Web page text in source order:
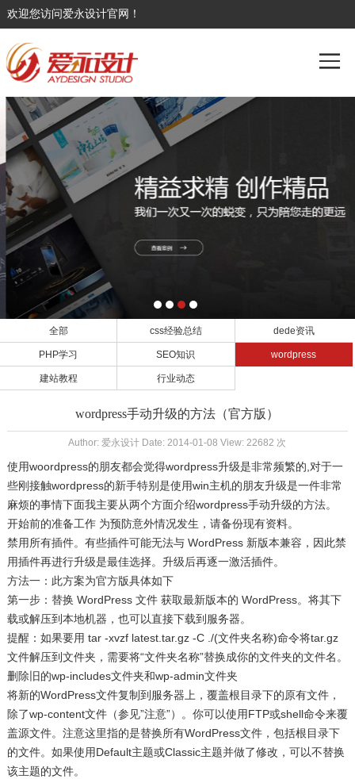
欢迎您访问爱永设计官网！
全部 css经验总结 dede资讯
PHP学习 SEO知识 wordpress
建站教程 行业动态
wordpress手动升级的方法（官方版）
Author: 爱永设计 Date: 2014-01-08 View: 22682 次
使用woordpress的朋友都会觉得wordpress升级是非常频繁的,对于一
些刚接触wordpress的新手特别是使用win主机的朋友升级是一件非常
麻烦的事情下面我主要从两个方面介绍wordpress手动升级的方法。
开始前的准备工作 为预防意外情况发生，请备份现有资料。
禁用所有插件。有些插件可能无法与 WordPress 新版本兼容，因此禁
用插件再进行升级是最佳选择。升级后再逐一激活插件。
方法一：此方案为官方版具体如下
第一步：替换 WordPress 文件 获取最新版本的 WordPress。将其下
载或解压到本地机器，也可以直接下载到服务器。
提醒：如果要用 tar -xvzf latest.tar.gz -C ./(文件夹名称)命令将tar.gz
文件解压到文件夹，需要将“文件夹名称”替换成你的文件夹的文件名。
删除旧的wp-includes文件夹和wp-admin文件夹
将新的WordPress文件复制到服务器上，覆盖根目录下的原有文件，
除了wp-content文件（参见”注意”）。你可以使用FTP或shell命令来覆
盖源文件。注意这里指的是替换所有WordPress文件，包括根目录下
的文件。如果使用Default主题或Classic主题并做了修改，可以不替换
该主题的文件。